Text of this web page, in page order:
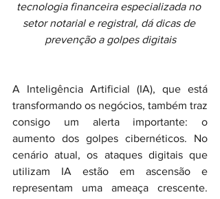
tecnologia financeira especializada no
setor notarial e registral, dá dicas de
prevenção a golpes digitais
A Inteligência Artificial (IA), que está
transformando os negócios, também traz
consigo um alerta importante: o
aumento dos golpes cibernéticos. No
cenário atual, os ataques digitais que
utilizam IA estão em ascensão e
representam uma ameaça crescente.